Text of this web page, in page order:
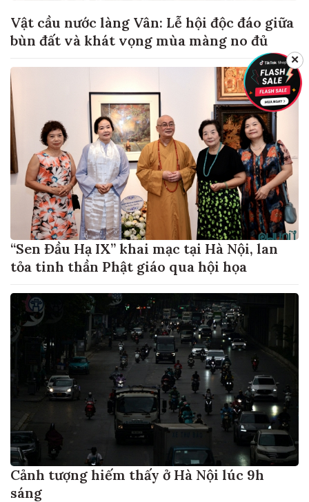
Vật cầu nước làng Vân: Lễ hội độc đáo giữa
bùn đất và khát vọng mùa màng no đủ
“Sen Đầu Hạ IX” khai mạc tại Hà Nội, lan
tỏa tinh thần Phật giáo qua hội họa
Cảnh tượng hiếm thấy ở Hà Nội lúc 9h
sáng
✕